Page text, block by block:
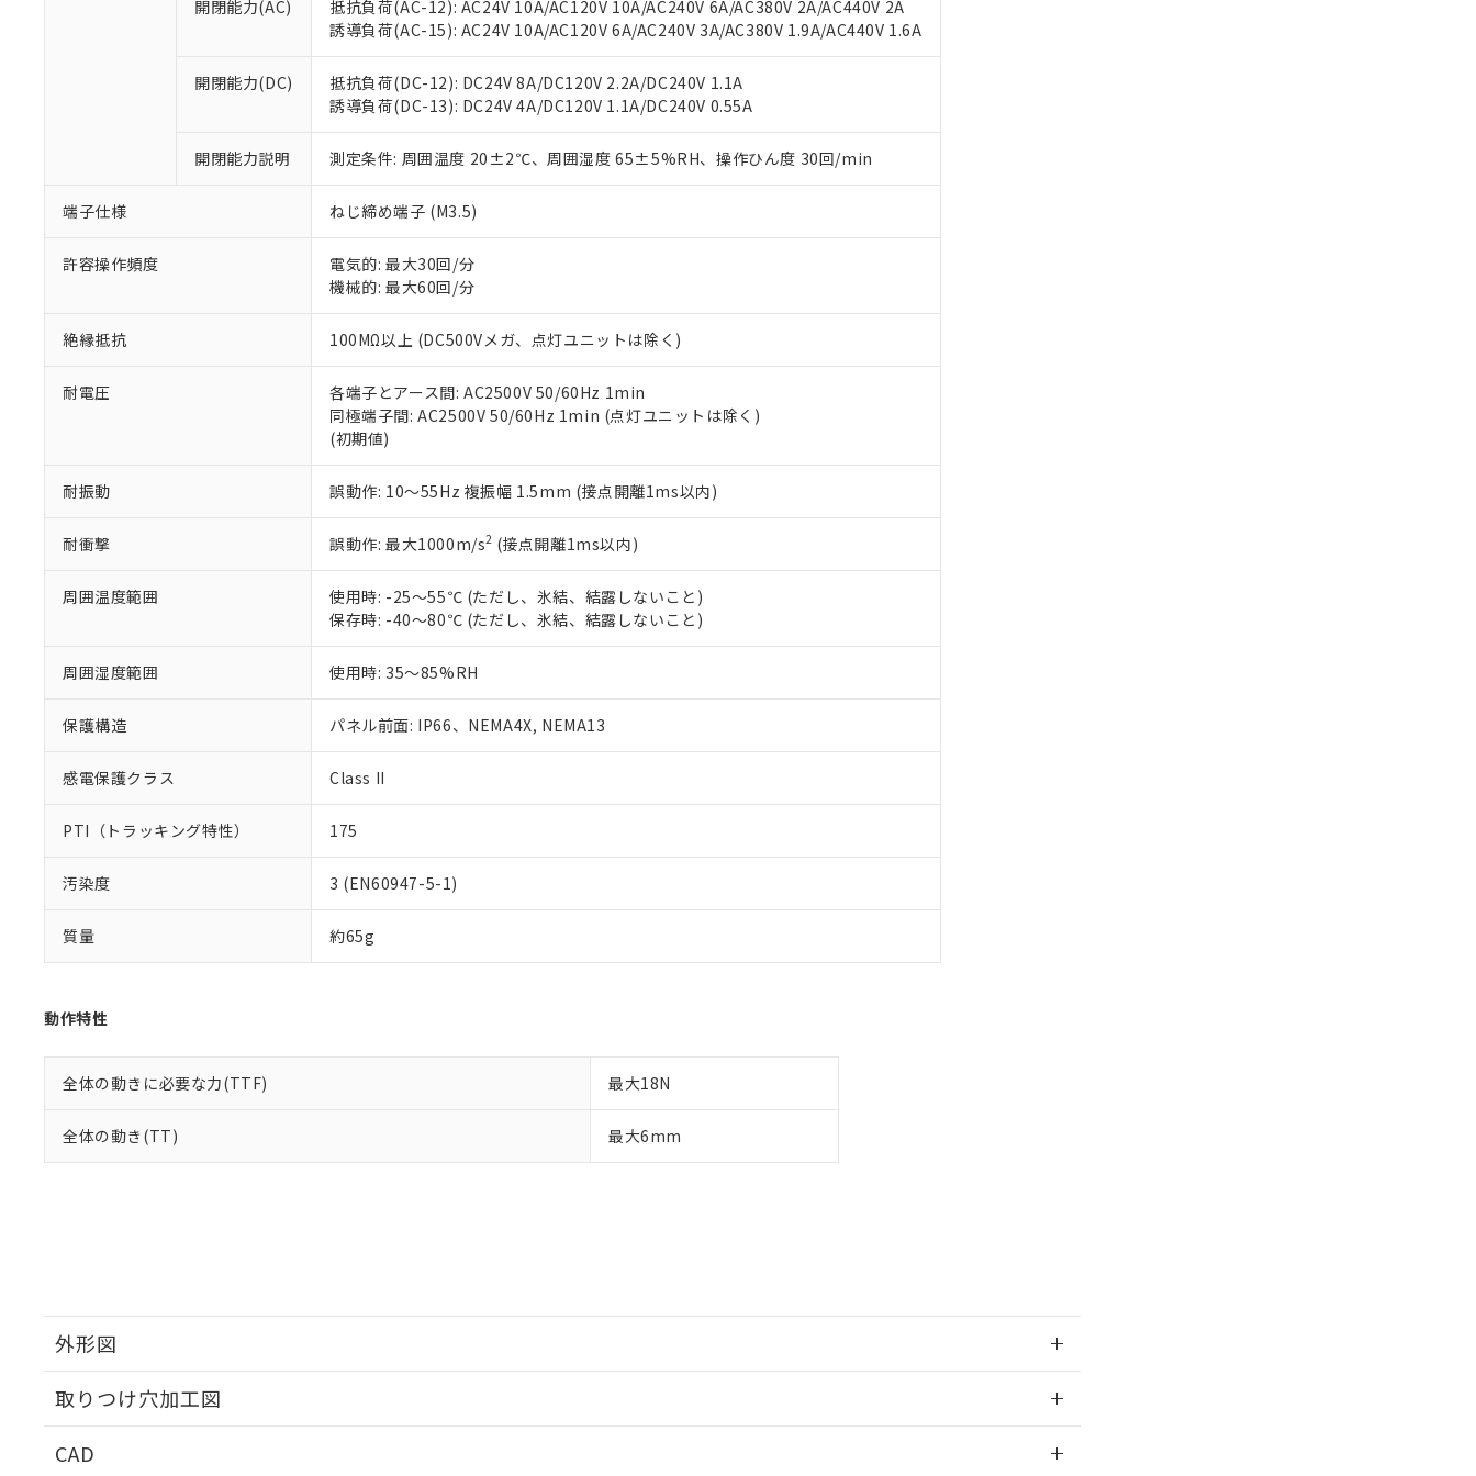
開閉能力(AC)
抵抗負荷(AC-12): AC24V 10A/AC120V 10A/AC240V 6A/AC380V 2A/AC440V 2A
誘導負荷(AC-15): AC24V 10A/AC120V 6A/AC240V 3A/AC380V 1.9A/AC440V 1.6A
開閉能力(DC)
抵抗負荷(DC-12): DC24V 8A/DC120V 2.2A/DC240V 1.1A
誘導負荷(DC-13): DC24V 4A/DC120V 1.1A/DC240V 0.55A
開閉能力説明 測定条件: 周囲温度 20±2℃、周囲湿度 65±5%RH、操作ひん度 30回/min
端子仕様 ねじ締め端子 (M3.5)
許容操作頻度
電気的: 最大30回/分
機械的: 最大60回/分
絶縁抵抗 100MΩ以上 (DC500Vメガ、点灯ユニットは除く)
耐電圧
各端子とアース間: AC2500V 50/60Hz 1min
同極端子間: AC2500V 50/60Hz 1min (点灯ユニットは除く)
(初期値)
耐振動 誤動作: 10～55Hz 複振幅 1.5mm (接点開離1ms以内)
耐衝撃 誤動作: 最大1000m/s2 (接点開離1ms以内)
周囲温度範囲
使用時: -25～55℃ (ただし、氷結、結露しないこと)
保存時: -40～80℃ (ただし、氷結、結露しないこと)
周囲湿度範囲 使用時: 35～85%RH
保護構造 パネル前面: IP66、NEMA4X, NEMA13
感電保護クラス Class II
PTI（トラッキング特性） 175
汚染度 3 (EN60947-5-1)
質量 約65g
動作特性
全体の動きに必要な力(TTF) 最大18N
全体の動き(TT) 最大6mm
外形図
取りつけ穴加工図
CAD
オムロン制御機器販売店や当社販売拠点は「販売ネットワーク
」をご確認ください。
在庫状況および標準価格結果を当社の事前の承諾なく第三者に漏洩または開示しないようお願いしま
マイパーツ機能（部品リスト作成サービス）をご利用いただくには、I-Webメンバーズにご登録され
ている必要があります。
お客様が当ウェブサイト上で当社にご登録された部品リストについて、当社および当社の共同利用者
が、当社の製品・サービスに関するお客様との取引・商談に必要な範囲で利用することをご了承くだ
さい。
※当社の共同利用者とは、
いる法人を指します。
部品在庫の切り替え状況などにより、予定月が前後することがあります。
※3 非含有証明書ダウンロード
下記の非含有証明書をダウンロードすることができます。
51物質の非含有証明書（当社基準）
※本証明書は発行日時点で非含有を証明するもので、過去に遡って非含有を証明するものではありません。
また、RoHS指令のフタル酸エステル類４物質の対応では、対応完了までの期間は出荷製品に未対応品が
既に当社にて対応品への在庫切替を完了していることから、特段のことがない限り、2022年1月12日よ
り割愛しております。
※2 環境保護使用期限
「ｅ」：有害物質（10物質）のすべてが基準値以下であることを示します。
「10」：通常の使用状況下において有害物質が外部に漏えいし、環境に深刻な影響を及ぼさない年数を意
味します。
また当社は、販売先および販売に係わる関係者が違法に輸出するおそれがある場合は、取り引きをい
たしません。
合意する キャンセル
－
在庫なし(最新の在庫状況については、お客様のお取引先、またはお客様担当のオムロン制御
機器販売店・当社販売員にご確認ください)
空
白
受注生産機種、また在庫状況の情報を公開していない機種